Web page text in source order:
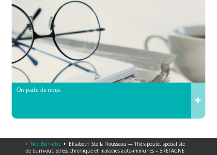
On parle de nous
Neo Bien-être
Elisabeth Stella Rousseau — Thérapeute, spécialiste
de burn-out, stress chronique et maladies auto-immunes – BRETAGNE